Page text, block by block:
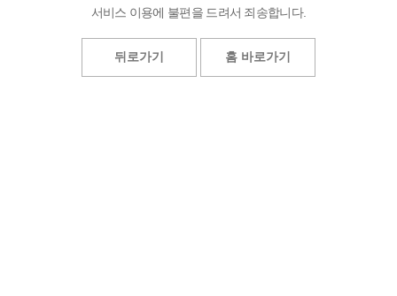
서비스 이용에 불편을 드려서 죄송합니다.
뒤로가기 홈 바로가기